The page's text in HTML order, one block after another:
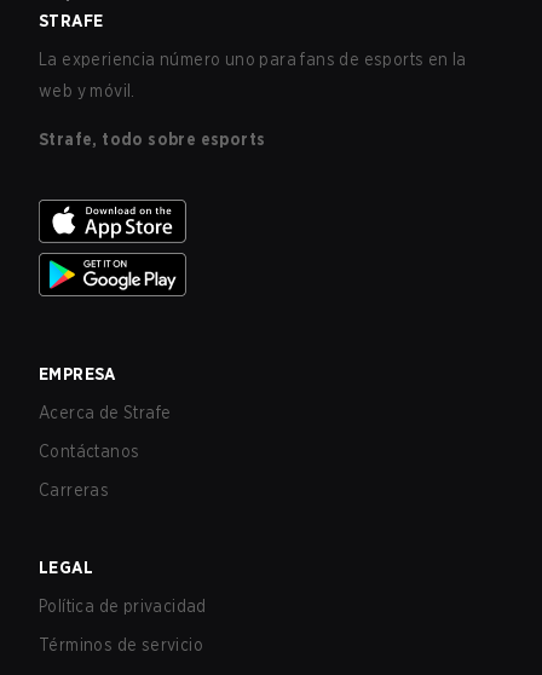
STRAFE
La experiencia número uno para fans de esports en la
web y móvil.
Strafe, todo sobre esports
EMPRESA
Acerca de Strafe
Contáctanos
Carreras
LEGAL
Política de privacidad
Términos de servicio